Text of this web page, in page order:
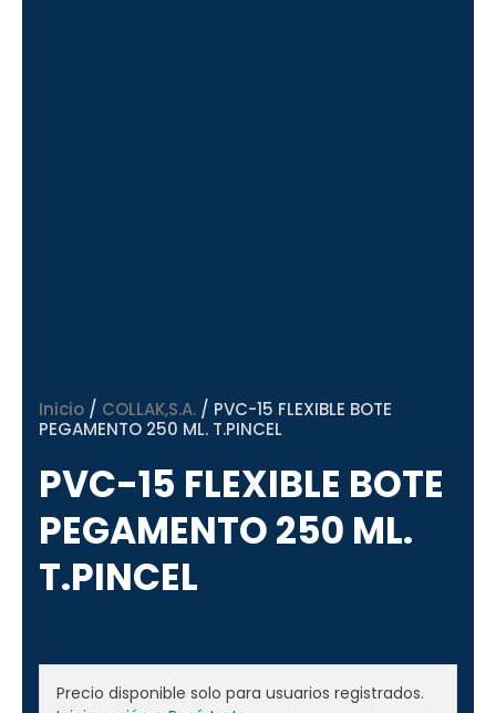
Inicio / COLLAK,S.A. / PVC-15 FLEXIBLE BOTE
PEGAMENTO 250 ML. T.PINCEL
PVC-15 FLEXIBLE BOTE
PEGAMENTO 250 ML.
T.PINCEL
Precio disponible solo para usuarios registrados.